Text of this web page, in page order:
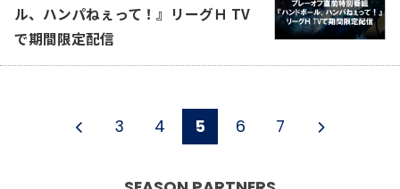
ル、ハンパねぇって！』リーグＨ TV
で期間限定配信
3 4 5 6 7